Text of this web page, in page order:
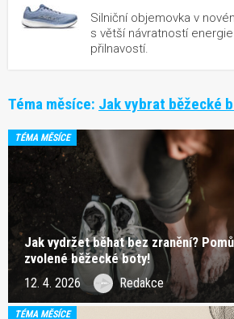
Silniční objemovka v
s větší návratností
přilnavostí.
Téma měsíce: Jak vybrat běžecké
TÉMA MĚSÍCE
Jak vydržet běhat bez zranění?
zvolené běžecké boty!
12. 4. 2026 Redakce
TÉMA MĚSÍCE